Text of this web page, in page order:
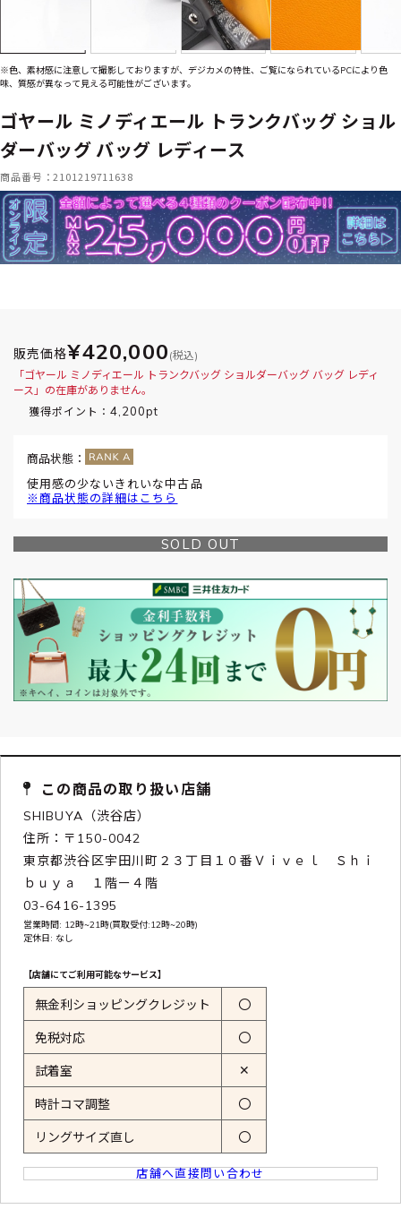
※色、素材感に注意して撮影しておりますが、デジカメの特性、ご覧になられているPCにより色
味、質感が異なって見える可能性がございます。
ゴヤール ミノディエール トランクバッグ ショル
ダーバッグ バッグ レディース
商品番号：2101219711638
販売価格¥420,000 (税込)
「ゴヤール ミノディエール トランクバッグ ショルダーバッグ バッグ レディ
ース」の在庫がありません。
獲得ポイント： 4,200pt
商品状態：
使用感の少ないきれいな中古品
※商品状態の詳細はこちら
SOLD OUT
この商品の取り扱い店舗
SHIBUYA（渋谷店）
住所：〒150-0042
東京都渋谷区宇田川町２３丁目１０番Ｖｉｖｅｌ Ｓｈｉ
ｂｕｙａ １階ー４階
03-6416-1395
営業時間: 12時~21時(買取受付:12時~20時)
定休日: なし
【店舗にてご利用可能なサービス】
無金利ショッピングクレジット 〇
免税対応 〇
試着室 ✕
時計コマ調整 〇
リングサイズ直し 〇
店舗へ直接問い合わせ